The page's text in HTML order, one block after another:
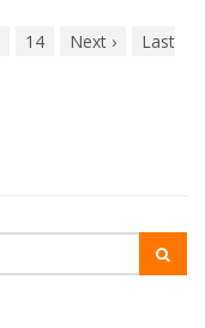
14 Next ›
Last